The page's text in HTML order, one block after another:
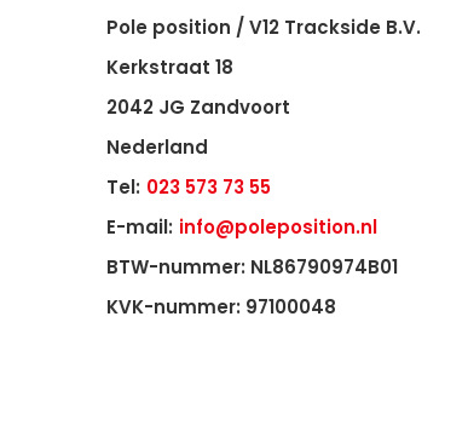
Pole position / V12 Trackside B.V.
Kerkstraat 18
2042 JG Zandvoort
Nederland
Tel: 023 573 73 55
E-mail: info@poleposition.nl
BTW-nummer: NL86790974B01
KVK-nummer: 97100048